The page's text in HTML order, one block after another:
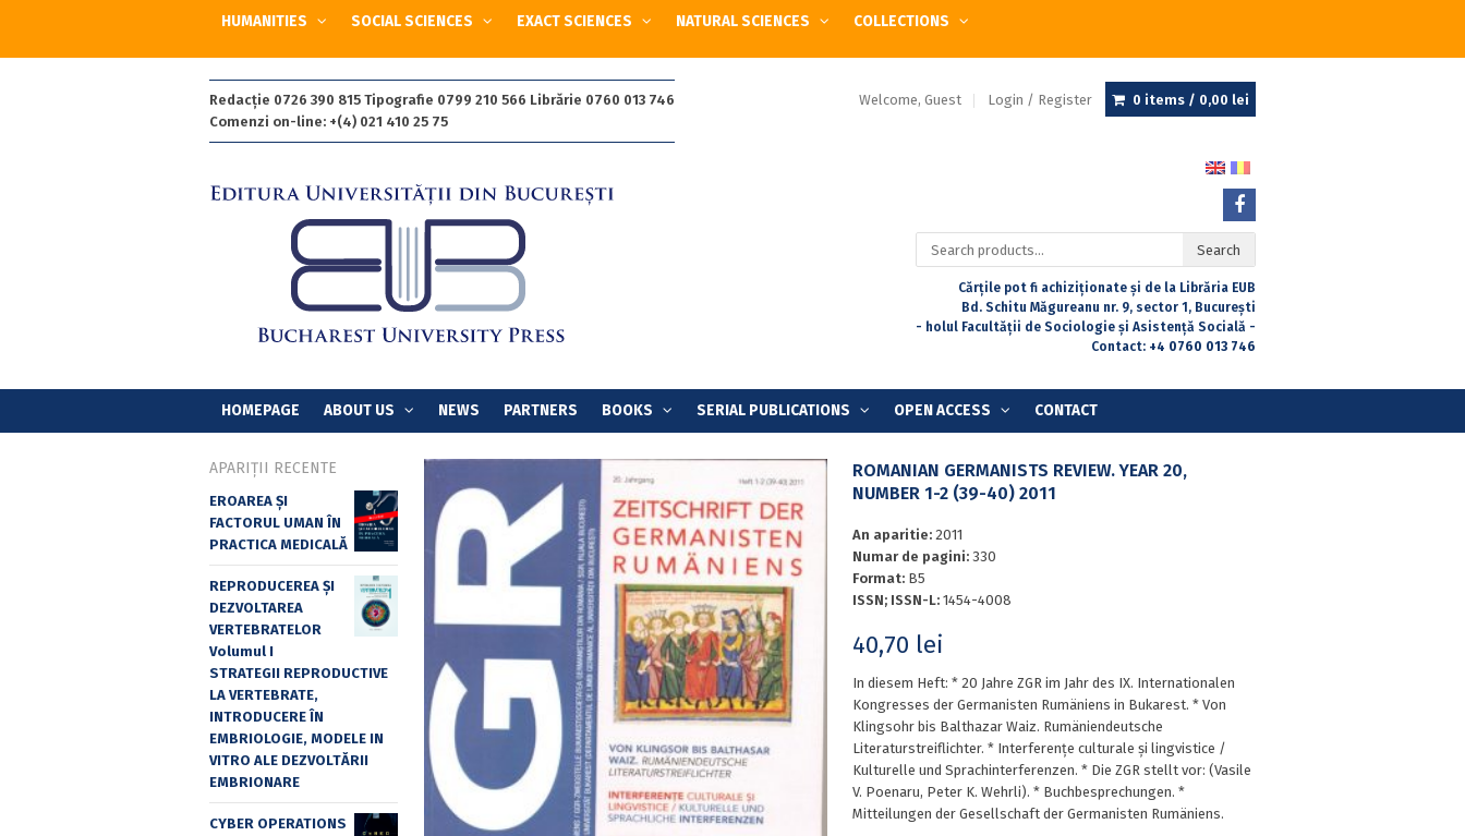
HUMANITIES SOCIAL SCIENCES EXACT SCIENCES NATURAL SCIENCES COLLECTIONS
Redacție 0726 390 815 Tipografie 0799 210 566 Librărie 0760 013 746
Comenzi on-line: +(4) 021 410 25 75
Welcome, Guest Login / Register 0 items / 0,00 lei
Search
for:
Search
Cărțile pot fi achiziționate și de la Librăria EUB
Bd. Schitu Măgureanu nr. 9, sector 1, București
- holul Facultății de Sociologie și Asistență Socială -
Contact: +4 0760 013 746
HOMEPAGE ABOUT US NEWS PARTNERS BOOKS SERIAL PUBLICATIONS OPEN ACCESS CONTACT
ROMANIAN GERMANISTS REVIEW. YEAR 20,
NUMBER 1-2 (39-40) 2011
An aparitie: 2011
Numar de pagini: 330
Format: B5
ISSN; ISSN-L: 1454-4008
40,70 lei
In diesem Heft: * 20 Jahre ZGR im Jahr des IX. Internationalen
Kongresses der Germanisten Rumäniens in Bukarest. * Von
Klingsohr bis Balthazar Waiz. Rumäniendeutsche
Literaturstreiflichter. * Interferențe culturale și lingvistice /
Kulturelle und Sprachinterferenzen. * Die ZGR stellt vor: (Vasile
V. Poenaru, Peter K. Wehrli). * Buchbesprechungen. *
Mitteilungen der Gesellschaft der Germanisten Rumäniens.
APARIȚII RECENTE
EROAREA ȘI
FACTORUL UMAN ÎN
PRACTICA MEDICALĂ
REPRODUCEREA ȘI
DEZVOLTAREA
VERTEBRATELOR
Volumul I
STRATEGII REPRODUCTIVE
LA VERTEBRATE,
INTRODUCERE ÎN
EMBRIOLOGIE, MODELE IN
VITRO ALE DEZVOLTĂRII
EMBRIONARE
CYBER OPERATIONS